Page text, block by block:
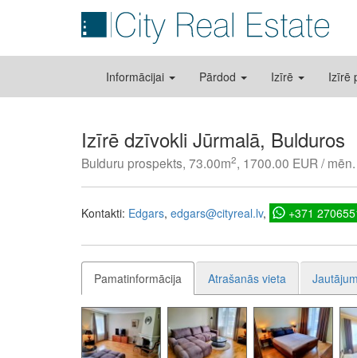
Informācijai Pārdod Izīrē Izīrē
Izīrē dzīvokli Jūrmalā, Bulduros
Bulduru prospekts, 73.00m2, 1700.00 EUR / mēn.
Kontakti: Edgars edgars@cityreal.lv +371
Pamatinformācija Atrašanās vieta